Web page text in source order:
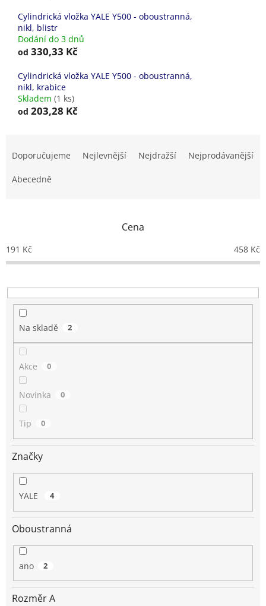
Cylindrická vložka YALE Y500 - oboustranná,
nikl, blistr
Dodání do 3 dnů
od 330,33 Kč
Cylindrická vložka YALE Y500 - oboustranná,
nikl, krabice
Skladem (1 ks)
od 203,28 Kč
o
d
k
t
Doporučujeme Nejlevnější Nejdražší Nejprodávanější
Abecedně
Cena
191 Kč 458 Kč
Na skladě 2
Akce 0
Novinka 0
Tip 0
Značky
YALE 4
Oboustranná
ano 2
Rozměr A